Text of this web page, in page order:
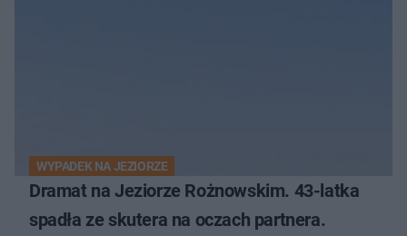
WYPADEK NA JEZIORZE
Dramat na Jeziorze Rożnowskim. 43-latka
spadła ze skutera na oczach partnera.